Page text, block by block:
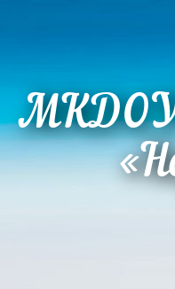
МКДОУ